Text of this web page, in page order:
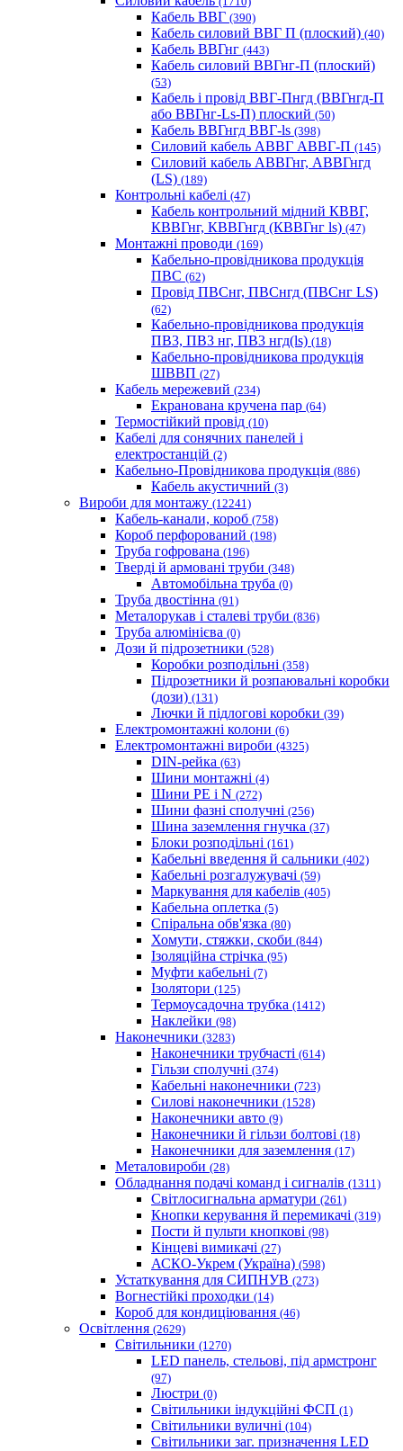
Кабель ВВГ (390)
Кабель силовий ВВГ П (плоский) (40)
Кабель ВВГнг (443)
Кабель силовий ВВГнг-П (плоский)
(53)
Кабель і провід ВВГ-Пнгд (ВВГнгд-П
або ВВГнг-Ls-П) плоский (50)
Кабель ВВГнгд ВВГ-ls (398)
Силовий кабель АВВГ АВВГ-П (145)
Силовий кабель АВВГнг, АВВГнгд
(LS) (189)
Контрольні кабелі (47)
Кабель контрольний мідний КВВГ,
КВВГнг, КВВГнгд (КВВГнг ls) (47)
Монтажні проводи (169)
Кабельно-провідникова продукція
ПВС (62)
Провід ПВСнг, ПВСнгд (ПВСнг LS)
(62)
Кабельно-провідникова продукція
ПВ3, ПВ3 нг, ПВ3 нгд(ls) (18)
Кабельно-провідникова продукція
ШВВП (27)
Кабель мережевий (234)
Екранована кручена пар (64)
Термостійкий провід (10)
Кабелі для сонячних панелей і
електростанцій (2)
Кабельно-Провідникова продукція (886)
Кабель акустичний (3)
Вироби для монтажу (12241)
Кабель-канали, короб (758)
Короб перфорований (198)
Труба гофрована (196)
Тверді й армовані труби (348)
Автомобільна труба (0)
Труба двостінна (91)
Металорукав і сталеві труби (836)
Труба алюмінієва (0)
Дози й підрозетники (528)
Коробки розподільні (358)
Підрозетники й розпаювальні коробки
(дози) (131)
Лючки й підлогові коробки (39)
Електромонтажні колони (6)
Електромонтажні вироби (4325)
DIN-рейка (63)
Шини монтажні (4)
Шини PE і N (272)
Шини фазні сполучні (256)
Шина заземлення гнучка (37)
Блоки розподільні (161)
Кабельні введення й сальники (402)
Кабельні розгалужувачі (59)
Маркування для кабелів (405)
Кабельна оплетка (5)
Спіральна обв'язка (80)
Хомути, стяжки, скоби (844)
Ізоляційна стрічка (95)
Муфти кабельні (7)
Ізолятори (125)
Термоусадочна трубка (1412)
Наклейки (98)
Наконечники (3283)
Наконечники трубчасті (614)
Гільзи сполучні (374)
Кабельні наконечники (723)
Силові наконечники (1528)
Наконечники авто (9)
Наконечники й гільзи болтові (18)
Наконечники для заземлення (17)
Металовироби (28)
Обладнання подачі команд і сигналів (1311)
Світлосигнальна арматури (261)
Кнопки керування й перемикачі (319)
Пости й пульти кнопкові (98)
Кінцеві вимикачі (27)
АСКО-Укрем (Україна) (598)
Устаткування для СИПНУВ (273)
Вогнестійкі проходки (14)
Короб для кондиціювання (46)
Освітлення (2629)
Світильники (1270)
LED панель, стельові, під армстронг
(97)
Люстри (0)
Світильники індукційні ФСП (1)
Світильники вуличні (104)
Світильники заг. призначення LED